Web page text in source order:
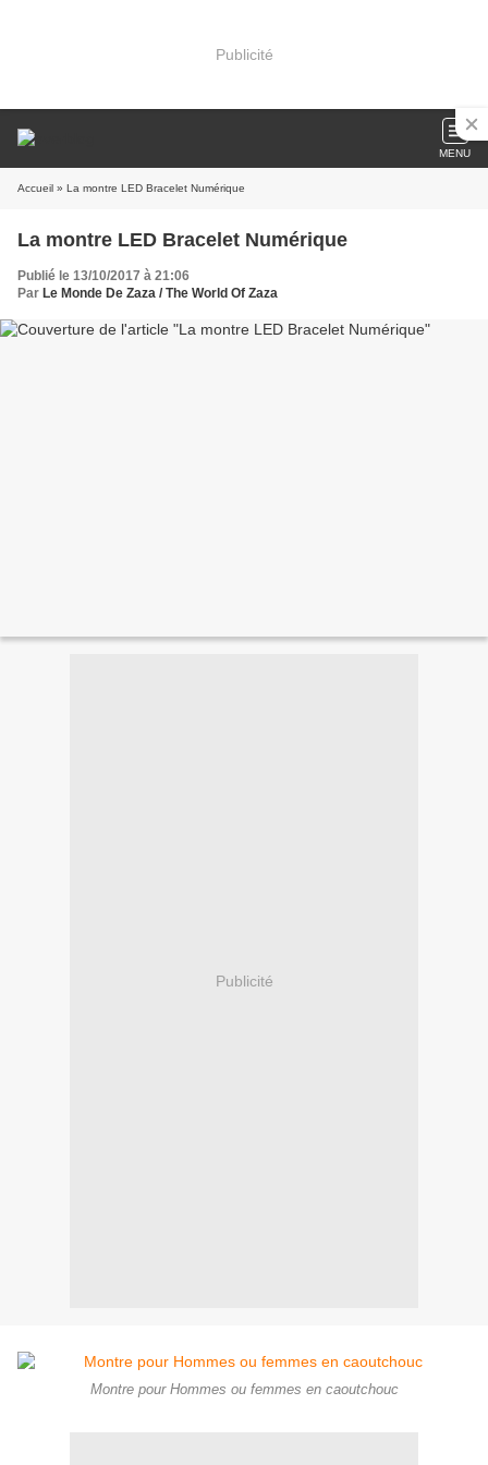
Publicité
MENU
Accueil » La montre LED Bracelet Numérique
La montre LED Bracelet Numérique
Publié le 13/10/2017 à 21:06
Par Le Monde De Zaza / The World Of Zaza
Publicité
Montre pour Hommes ou femmes en caoutchouc